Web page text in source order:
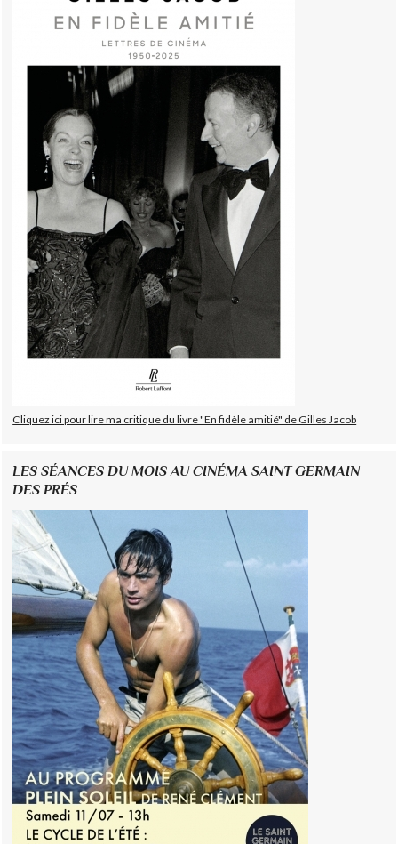
Cliquez ici pour lire ma critique du livre "En fidèle amitié" de Gilles Jacob
LES SÉANCES DU MOIS AU CINÉMA SAINT GERMAIN
DES PRÉS